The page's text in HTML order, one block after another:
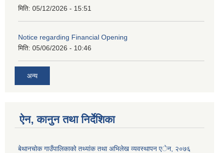
मिति: 05/12/2026 - 15:51
Notice regarding Financial Opening
मिति: 05/06/2026 - 10:46
अन्य
ऐन, कानुन तथा निर्देशिका
बेथानचोक गाउँपालिकाको तथ्यांक तथा अभिलेख व्यवस्थापन एेन, २०७६